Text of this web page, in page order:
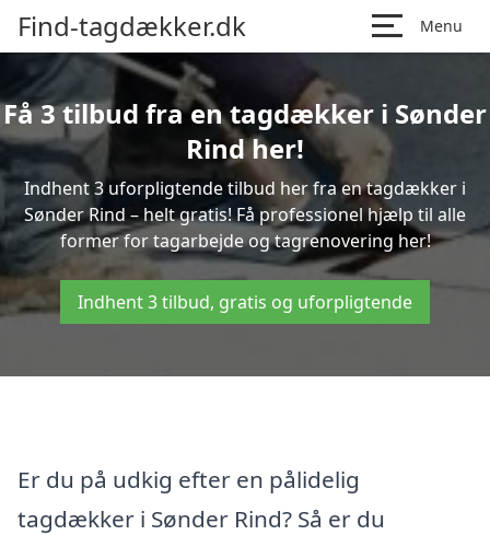
Find-tagdækker.dk Menu
Få 3 tilbud fra en tagdækker i Sønder
Rind her!
Indhent 3 uforpligtende tilbud her fra en tagdækker i
Sønder Rind – helt gratis! Få professionel hjælp til alle
former for tagarbejde og tagrenovering her!
Indhent 3 tilbud, gratis og uforpligtende
Er du på udkig efter en pålidelig
tagdækker i Sønder Rind? Så er du